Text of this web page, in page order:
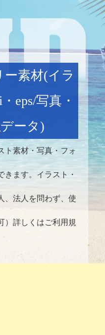
素材(イラ
eps/写真・
ータ)
ト素材・写真・フォ
きます。イラスト・
、法人を問わず、使
）詳しくはご利用規